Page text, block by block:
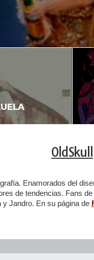
OldSkull
Enamorados del
de tendencias. Fans
y Jandro. En su página de